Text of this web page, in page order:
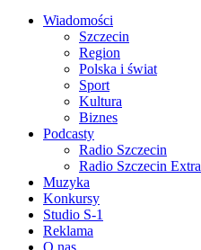
Wiadomości
Szczecin
Region
Polska i świat
Sport
Kultura
Biznes
Podcasty
Radio Szczecin
Radio Szczecin Extra
Muzyka
Konkursy
Studio S-1
Reklama